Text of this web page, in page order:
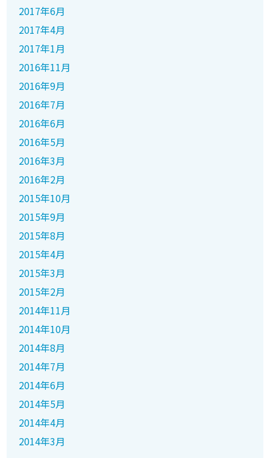
2017年6月
2017年4月
2017年1月
2016年11月
2016年9月
2016年7月
2016年6月
2016年5月
2016年3月
2016年2月
2015年10月
2015年9月
2015年8月
2015年4月
2015年3月
2015年2月
2014年11月
2014年10月
2014年8月
2014年7月
2014年6月
2014年5月
2014年4月
2014年3月